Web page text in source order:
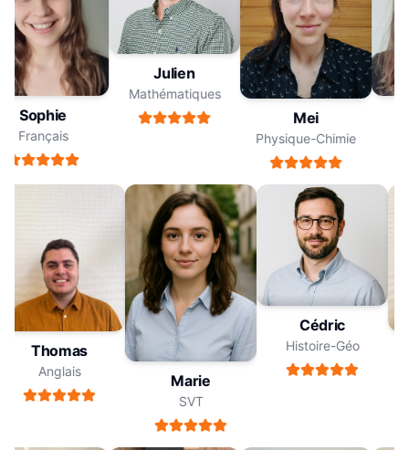
Sophie
Français
Julien
Mathématiques
Mei
Physique-Chimie
Thomas
Anglais
Marie
SVT
Cédric
Histoire-Géo